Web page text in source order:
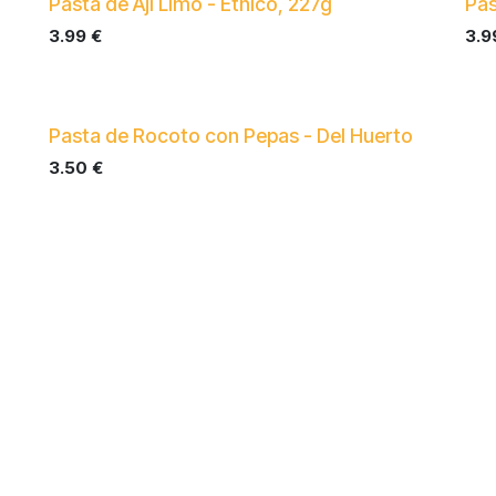
New!
3.99 €
Pasta de Rocoto con Pepas - Del Huerto
3.50 €